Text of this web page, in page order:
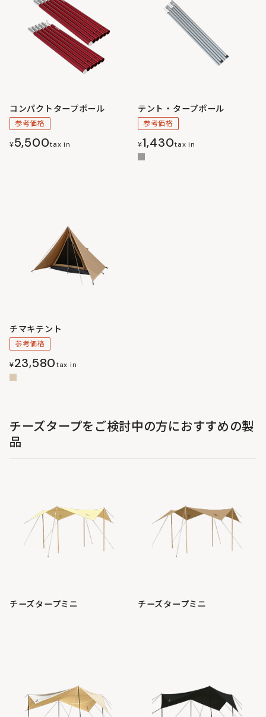
コンパクトタープポール
参考価格
¥5,500tax in
テント・タープポール
参考価格
¥1,430tax in
チマキテント
参考価格
¥23,580tax in
チーズタープをご検討中の方におすすめの製
品
チーズタープミニ チーズタープミニ